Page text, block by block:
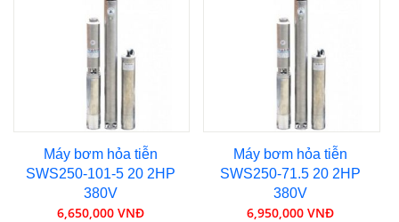
Máy bơm hỏa tiễn
SWS250-101-5 20 2HP
380V
6,650,000 VNĐ
Máy bơm hỏa tiễn
SWS250-71.5 20 2HP
380V
6,950,000 VNĐ